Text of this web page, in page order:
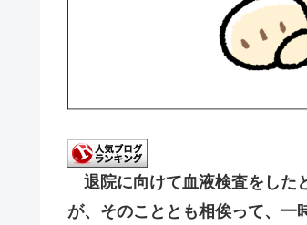
退院に向けて血液検査をした
が、そのこととも相俟って、一